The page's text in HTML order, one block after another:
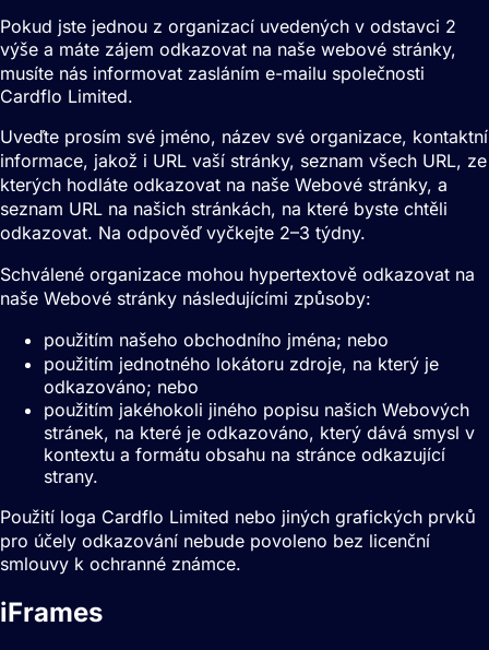
Pokud jste jednou z organizací uvedených v odstavci 2
výše a máte zájem odkazovat na naše webové stránky,
musíte nás informovat zasláním e-mailu společnosti
Cardflo Limited.
Uveďte prosím své jméno, název své organizace, kontaktní
informace, jakož i URL vaší stránky, seznam všech URL, ze
kterých hodláte odkazovat na naše Webové stránky, a
seznam URL na našich stránkách, na které byste chtěli
odkazovat. Na odpověď vyčkejte 2–3 týdny.
Schválené organizace mohou hypertextově odkazovat na
naše Webové stránky následujícími způsoby:
použitím našeho obchodního jména; nebo
použitím jednotného lokátoru zdroje, na který je
odkazováno; nebo
použitím jakéhokoli jiného popisu našich Webových
stránek, na které je odkazováno, který dává smysl v
kontextu a formátu obsahu na stránce odkazující
strany.
Použití loga Cardflo Limited nebo jiných grafických prvků
pro účely odkazování nebude povoleno bez licenční
smlouvy k ochranné známce.
iFrames